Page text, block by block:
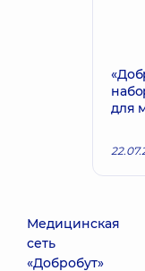
Медицинская
сеть
«Добробут»
для